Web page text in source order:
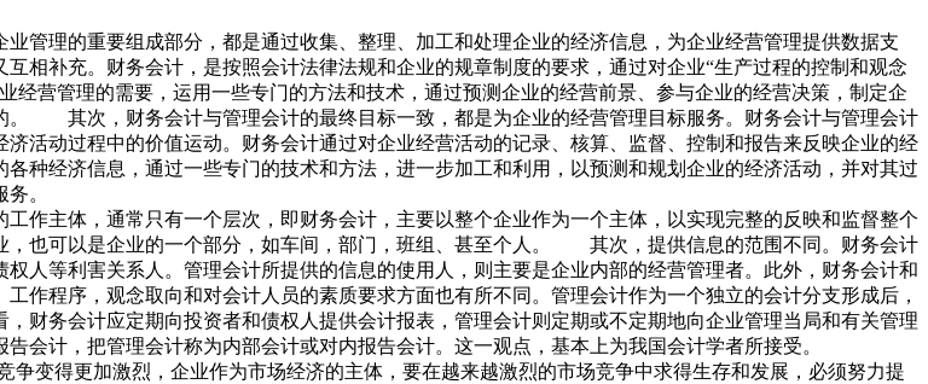
管理的重要组成部分，都是通过收集、整理、加工和处理企业的经济信息，为企业经营管理提供数据支
相补充。财务会计，是按照会计法律法规和企业的规章制度的要求，通过对企业“生产过程的控制和观念
营管理的需要，运用一些专门的方法和技术，通过预测企业的经营前景、参与企业的经营决策，制定企
。 其次，财务会计与管理会计的最终目标一致，都是为企业的经营管理目标服务。财务会计与管理会计
活动过程中的价值运动。财务会计通过对企业经营活动的记录、核算、监督、控制和报告来反映企业的经
种经济信息，通过一些专门的技术和方法，进一步加工和利用，以预测和规划企业的经济活动，并对其过
。
主体，通常只有一个层次，即财务会计，主要以整个企业作为一个主体，以实现完整的反映和监督整个
，也可以是企业的一个部分，如车间，部门，班组、甚至个人。 其次，提供信息的范围不同。财务会计
人等利害关系人。管理会计所提供的信息的使用人，则主要是企业内部的经营管理者。此外，财务会计和
作程序，观念取向和对会计人员的素质要求方面也有所不同。管理会计作为一个独立的会计分支形成后，
财务会计应定期向投资者和债权人提供会计报表，管理会计则定期或不定期地向企业管理当局和有关管理
会计，把管理会计称为内部会计或对内报告会计。这一观点，基本上为我国会计学者所接受。
得更加激烈，企业作为市场经济的主体，要在越来越激烈的市场竞争中求得生存和发展，必须努力提